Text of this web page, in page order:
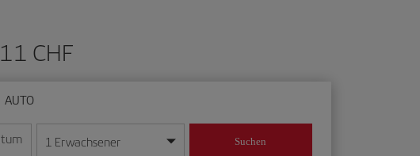
CHF
AUTO
Monat/Jahr ein
im Format Tag/Monat/Jahr ein
1 Erwachsener Suchen